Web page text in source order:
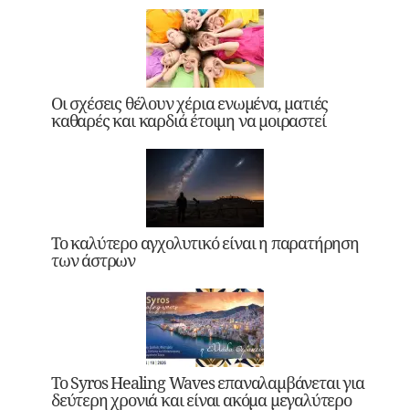
Οι σχέσεις θέλουν χέρια ενωμένα, ματιές
καθαρές και καρδιά έτοιμη να μοιραστεί
Το καλύτερο αγχολυτικό είναι η παρατήρηση
των άστρων
Το Syros Healing Waves επαναλαμβάνεται για
δεύτερη χρονιά και είναι ακόμα μεγαλύτερο